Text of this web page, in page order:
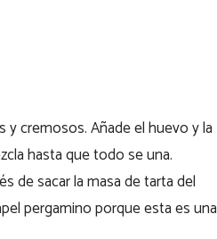
y cremosos. Añade el huevo y la
hasta que todo se una.
de sacar la masa de tarta del
pergamino porque esta es una